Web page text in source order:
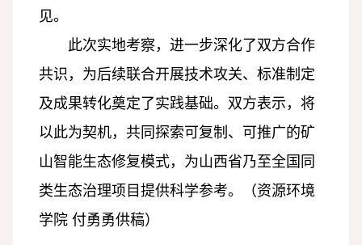
见。
此次实地考察，进一步深化了双方合作
共识，为后续联合开展技术攻关、标准制定
及成果转化奠定了实践基础。双方表示，将
以此为契机，共同探索可复制、可推广的矿
山智能生态修复模式，为山西省乃至全国同
类生态治理项目提供科学参考。（资源环境
学院 付勇勇供稿）